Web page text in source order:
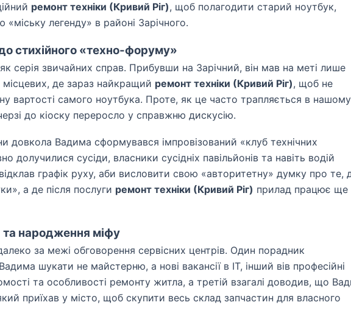
ремонт техніки (Кривий Ріг), щоб полагодити старий ноутбук,
легенду» в районі Зарічного.
стихійного «техно-форуму»
серія звичайних справ. Прибувши на Зарічний, він мав на меті лише
місцевих, де зараз найкращий ремонт техніки (Кривий Ріг), щоб не
вартості самого ноутбука. Проте, як це часто трапляється в нашому
до кіоску переросло у справжню дискусію.
довкола Вадима сформувався імпровізований «клуб технічних
долучилися сусіди, власники сусідніх павільйонів та навіть водій
графік руху, аби висловити свою «авторитетну» думку про те,
а де після послуги ремонт техніки (Кривий Ріг) прилад працює ще
та народження міфу
за межі обговорення сервісних центрів. Один порадник
шукати не майстерню, а нові вакансії в IT, інший вів професійні
та особливості ремонту житла, а третій взагалі доводив, що
приїхав у місто, щоб скупити весь склад запчастин для власного